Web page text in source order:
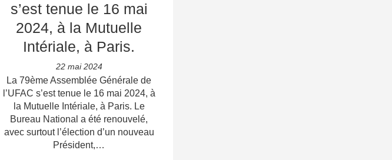
s’est tenue le 16 mai
2024, à la Mutuelle
Intériale, à Paris.
22 mai 2024
La 79ème Assemblée Générale de
l’UFAC s’est tenue le 16 mai 2024, à
la Mutuelle Intériale, à Paris. Le
Bureau National a été renouvelé,
avec surtout l’élection d’un nouveau
Président,…